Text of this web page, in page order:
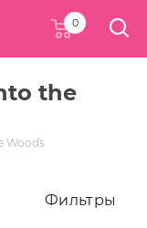
0
the
Woods
Фильтры